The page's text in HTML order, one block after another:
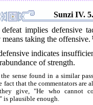
Sunzi IV. 5.
defeat implies defensive
means taking the offensive. 1
indicates
of strength.
sense found in a similar
fact that the commentators are
give, "He who cannot
is plausible enough.